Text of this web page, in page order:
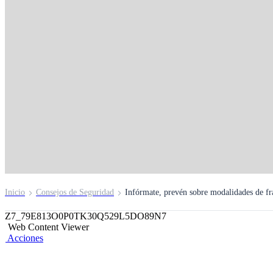
Inicio Consejos de Seguridad Infórmate, prevén sobre modalidades de
Z7_79E813O0P0TK30Q529L5DO89N7
Web Content Viewer
Acciones